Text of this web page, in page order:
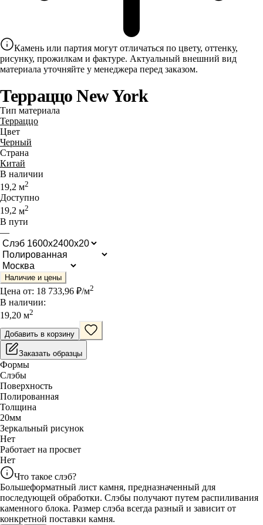
Камень или партия могут отличаться по цвету, оттенку,
рисунку, прожилкам и фактуре. Актуальный внешний вид
материала уточняйте у менеджера перед заказом.
Терраццо New York
Тип материала
Терраццо
Цвет
Черный
Страна
Китай
В наличии
19,2 м2
Доступно
19,2 м2
В пути
—
Наличие и цены
Цена от: 18 733,96 ₽/м2
В наличии:
19,20 м2
Добавить в корзину
Заказать образцы
Формы
Слэбы
Поверхность
Полированная
Толщина
20мм
Зеркальный рисунок
Нет
Работает на просвет
Нет
Что такое слэб?
Большеформатный лист камня, предназначенный для
последующей обработки. Слэбы получают путем распиливания
каменного блока. Размер слэба всегда разный и зависит от
конкретной поставки камня.